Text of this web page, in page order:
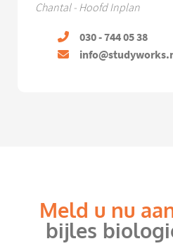
Chantal - Hoofd Inplan
030 - 744 05 38
Meld u nu
bijles